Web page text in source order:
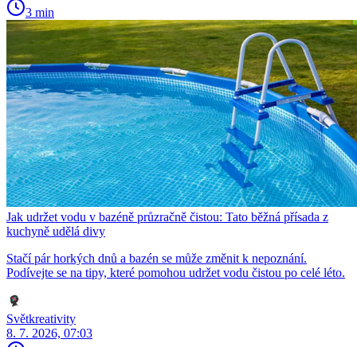
3 min
Jak udržet vodu v bazéně průzračně čistou: Tato běžná přísada z
kuchyně udělá divy
Stačí pár horkých dnů a bazén se může změnit k nepoznání.
Podívejte se na tipy, které pomohou udržet vodu čistou po celé léto.
Světkreativity
8. 7. 2026, 07:03